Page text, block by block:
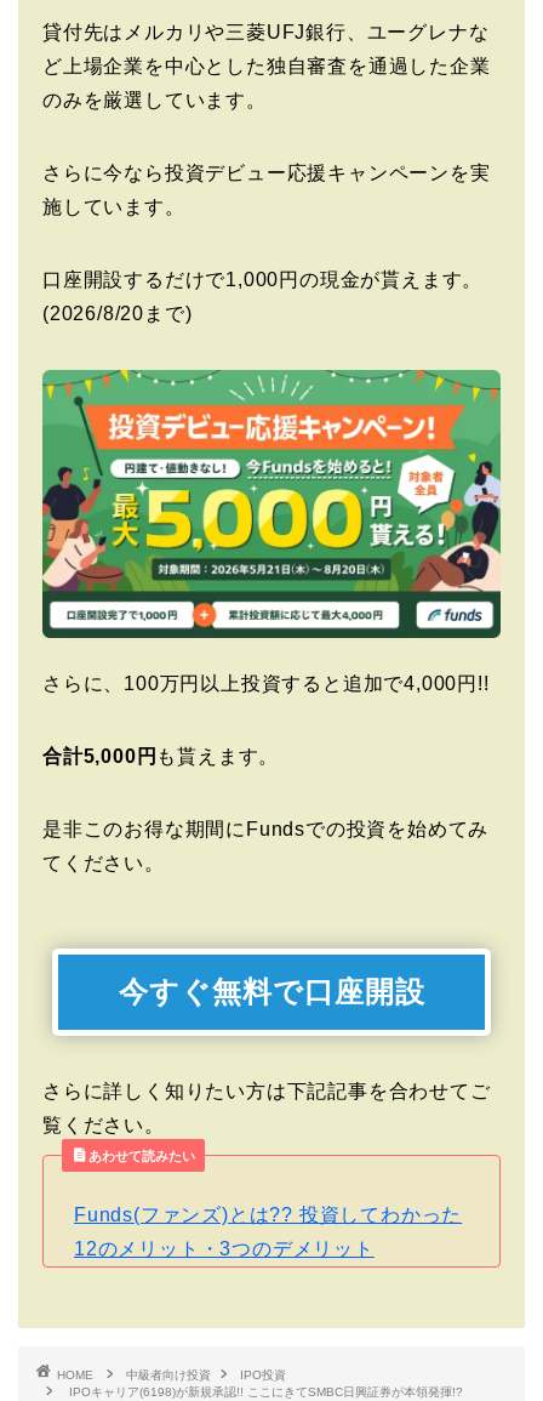
貸付先はメルカリや三菱UFJ銀行、ユーグレナな
ど上場企業を中心とした独自審査を通過した企業
のみを厳選しています。
さらに今なら投資デビュー応援キャンペーンを実
施しています。
口座開設するだけで1,000円の現金が貰えます。
(2026/8/20まで)
さらに、100万円以上投資すると追加で4,000円!!
合計5,000円 も貰えます。
是非このお得な期間にFundsでの投資を始めてみ
てください。
今すぐ無料で口座開設
さらに詳しく知りたい方は下記記事を合わせてご
覧ください。
あわせて読みたい
Funds(ファンズ)とは?? 投資してわかった
12のメリット・3つのデメリット
HOME 中級者向け投資
IPO投資
IPOキャリア(6198)が新規承認!! ここにきてSMBC日興証券が本領発揮!?